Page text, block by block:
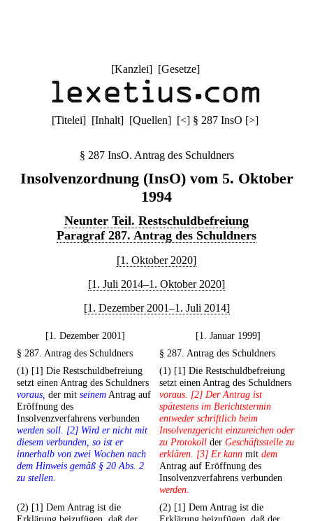
[Kanzlei] [Gesetze]
[Titelei] [Inhalt] [Quellen] [<] § 287 InsO [>]
§ 287 InsO. Antrag des Schuldners
Insolvenzordnung (InsO) vom 5. Oktober
1994
Neunter Teil. Restschuldbefreiung
Paragraf 287. Antrag des Schuldners
[1. Oktober 2020]
[1. Juli 2014–1. Oktober 2020]
[1. Dezember 2001–1. Juli 2014]
[1. Dezember 2001]
[1. Januar 1999]
§ 287. Antrag des Schuldners
§ 287. Antrag des Schuldners
(1) [1] Die Restschuldbefreiung
setzt einen Antrag des Schuldners
voraus, der mit seinemAntrag auf
Eröffnung des
Insolvenzverfahrens verbunden
werden soll. [2] Wird er nicht mit
diesem verbunden, so ist er
innerhalb von zwei Wochen nach
dem Hinweis gemäß § 20 Abs. 2
zu stellen.
(1) [1] Die Restschuldbefreiung
setzt einen Antrag des Schuldners
voraus. [2] Der Antrag ist
spätestens im Berichtstermin
entweder schriftlich beim
Insolvenzgericht einzureichen oder
zu Protokoll der Geschäftsstelle zu
erklären. [3] Er kann mit dem
Antrag auf Eröffnung des
Insolvenzverfahrens verbunden
werden.
(2) [1] Dem Antrag ist die
(2) [1] Dem Antrag ist die